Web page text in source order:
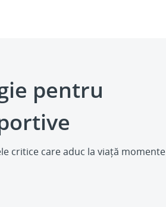
pentru
critice care aduc la viață momente